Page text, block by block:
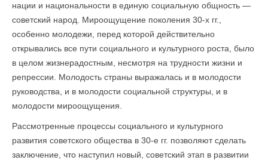
нации и национальности в единую социальную общность —
советский народ. Мироощущение поколения 30-х гг.,
особенно молодежи, перед которой действительно
открывались все пути социального и культурного роста, было
в целом жизнерадостным, несмотря на трудности жизни и
репрессии. Молодость страны выражалась и в молодости
руководства, и в молодости социальной структуры, и в
молодости мироощущения.
Рассмотренные процессы социального и культурного
развития советского общества в 30-е гг. позволяют сделать
заключение, что наступил новый, советский этап в развитии